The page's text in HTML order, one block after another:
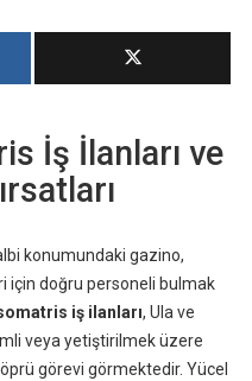
İş İlanları ve
konumundaki gazino,
için doğru personeli bulmak
iş ilanları, Ula ve
veya yetiştirilmek üzere
görevi görmektedir. Yücel